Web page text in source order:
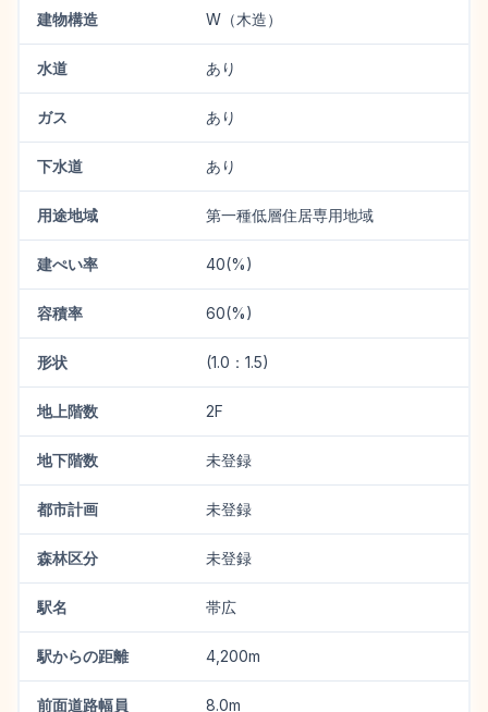
建物構造 W（木造）
水道 あり
ガス あり
下水道 あり
用途地域 第一種低層住居専用地域
建ぺい率 40(%)
容積率 60(%)
形状 (1.0：1.5)
地上階数 2F
地下階数 未登録
都市計画 未登録
森林区分 未登録
駅名 帯広
駅からの距離 4,200m
前面道路幅員 8.0m